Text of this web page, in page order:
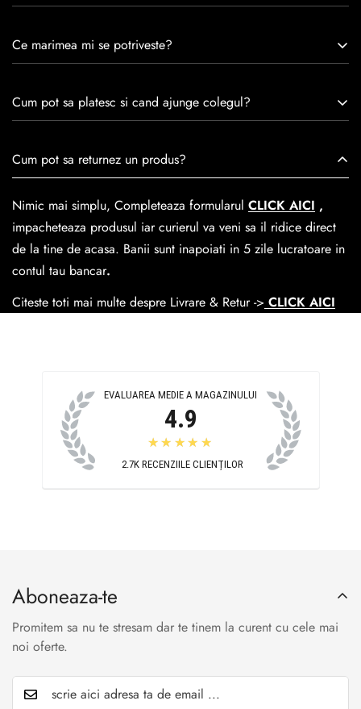
experiență de peste 30 de ani în industria modei, Caspian se
satisfacția clienților.Fiecare pereche de încălțăminte Caspian
este creată cu mândrie de meșteri pricepuți, care aduc la
trecerea timpului.
Ce marimea mi se potriveste?
Cum pot sa platesc si cand ajunge colegul?
medie livrarea dureaza 1-2 zilelucratoare prin
Easybox-ul Emag.
Cosul de livrareeste 15 lei pentru o comanda mai mica de
390 lei si Gratuit pentru o comanda de peste 390 lei.
Cum pot sa returnez un produs?
Nimic mai simplu, Completeaza formularul CLICK AICI ,
impacheteaza produsul iar curierul va veni sa il ridice direct
de la tine de acasa. Banii sunt inapoiati in 5 zile lucratoare in
contul tau bancar.
Citeste toti mai multe despre Livrare & Retur -> CLICK AICI
EVALUAREA MEDIE A MAGAZINULUI
4.9
★★★★★
2.7K RECENZIILE CLIENȚILOR
Aboneaza-te
Promitem sa nu te stresam dar te tinem la curent cu cele mai
noi oferte.